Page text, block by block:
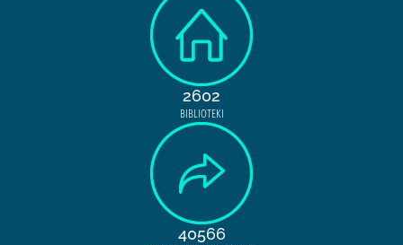
2602
BIBLIOTEKI
40566